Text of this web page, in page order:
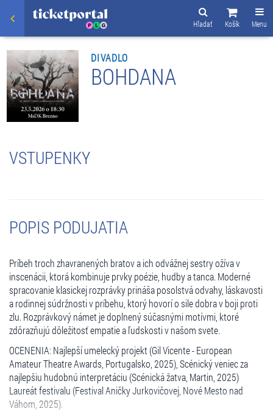
Menu
Košík
Hľadať
DIVADLO
BOHDANA
VSTUPENKY
POPIS PODUJATIA
Príbeh troch zhavranených bratov a ich odvážnej sestry ožíva v
inscenácii, ktorá kombinuje prvky poézie, hudby a tanca. Moderné
spracovanie klasickej rozprávky prináša posolstvá odvahy, láskavosti
a rodinnej súdržnosti v príbehu, ktorý hovorí o sile dobra v boji proti
zlu. Rozprávkový námet je doplnený súčasnými motívmi, ktoré
zdôrazňujú dôležitosť empatie a ľudskosti v našom svete.
OCENENIA: Najlepší umelecký projekt (Gil Vicente - European
Amateur Theatre Awards, Portugalsko, 2025), Scénický veniec za
najlepšiu hudobnú interpretáciu (Scénická žatva, Martin, 2025)
Laureát festivalu (Festival Aničky Jurkovičovej, Nové Mesto nad
Váhom, 2025).